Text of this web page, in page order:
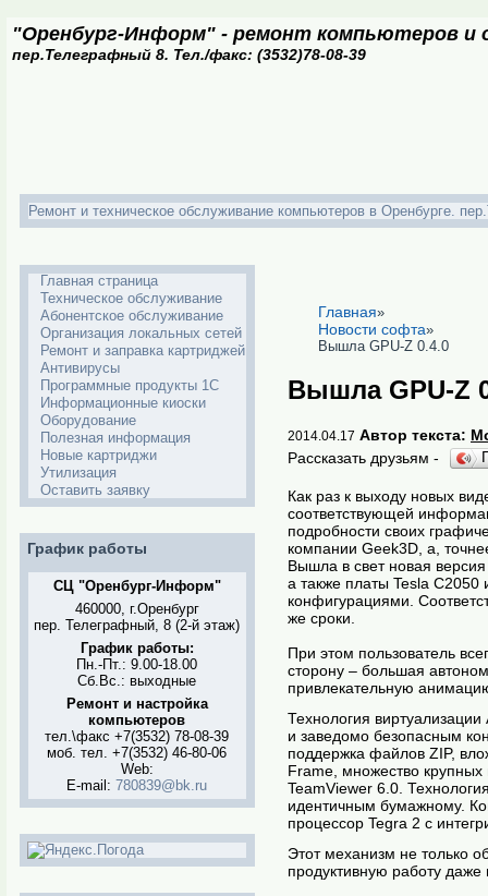
"Оренбург-Информ" - ремонт компьютеров и
пер.Телеграфный 8. Тел./факс: (3532)78-08-39
Ремонт и техническое обслуживание компьютеров в Оренбурге.
Главная страница
Техническое обслуживание
Абонентское обслуживание
Организация локальных сетей
Ремонт и заправка картриджей
Антивирусы
Программные продукты 1С
Информационные киоски
Оборудование
Полезная информация
Новые картриджи
Утилизация
Оставить заявку
График работы
СЦ "Оренбург-Информ"
460000, г.Оренбург
пер. Телеграфный, 8 (2-й этаж)
График работы:
Пн.-Пт.: 9.00-18.00
Сб.Вс.: выходные
Ремонт и настройка
компьютеров
тел.\факс +7(3532) 78-08-39
моб. тел. +7(3532) 46-80-06
Web:
E-mail:780839@bk.ru
Главная»
Новости софта»
Вышла GPU-Z 0.4.0
Вышла GPU-Z
2014.04.17 Автор текста:
Рассказать друзьям -
Как раз к выходу новых
соответствующей
подробности своих
компании Geek3D, а,
Вышла в свет новая
а также платы Tesla
конфигурациями.
же сроки.
При этом пользователь
сторону – большая
привлекательную
Технология
и заведомо безопасным
поддержка файлов ZIP,
Frame, множество крупных
TeamViewer 6.0.
идентичным бумажному.
процессор Tegra 2 с
Этот механизм не только
продуктивную работу